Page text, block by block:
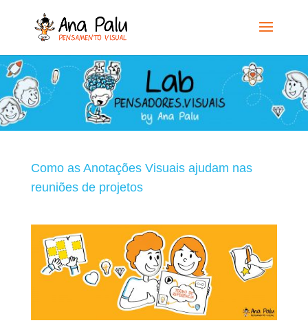
Como as Anotações Visuais ajudam nas
reuniões de projetos